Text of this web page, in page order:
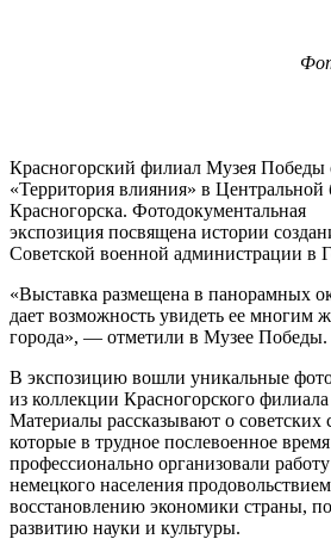
Красногорский филиал Музея Победы
«Территория влияния» в Центральной
Красногорска. Фотодокументальная
экспозиция посвящена истории
Советской военной администрации
«Выставка размещена в панорамных
дает возможность увидеть ее многим
города», — отметили в Музее Победы.
В экспозицию вошли уникальные
из коллекции Красногорского
Материалы рассказывают о советских
которые в трудное послевоенное
профессионально организовали
немецкого населения
восстановлению экономики страны,
развитию науки и культуры.